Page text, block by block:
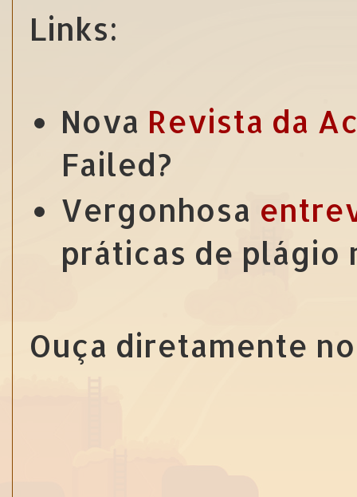
Links:
Nova Revista da
Failed?
Vergonhosa
práticas de plágio
Ouça diretamente